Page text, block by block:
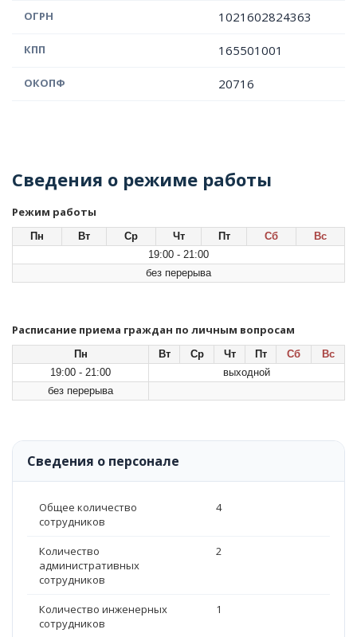
ОГРН 1021602824363
КПП 165501001
ОКОПФ 20716
Сведения о режиме работы
Режим работы
Пн Вт Ср Чт Пт Сб
Вс
19:00 - 21:00
без перерыва
Расписание приема граждан по личным вопросам
Пн Вт Ср Чт Пт Сб
Вс
19:00 - 21:00
выходной
без перерыва
Сведения о персонале
Общее количество
сотрудников
4
Количество
административных
сотрудников
2
Количество инженерных
сотрудников
1